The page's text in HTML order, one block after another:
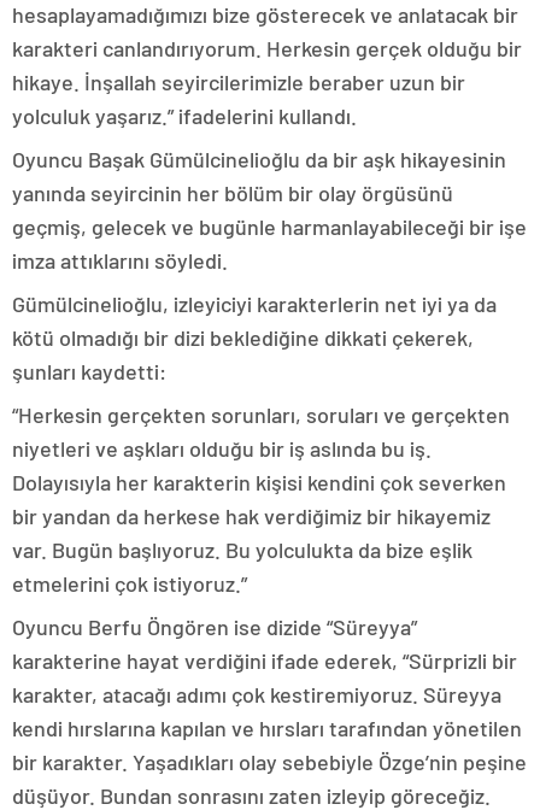
hesaplayamadığımızı bize gösterecek ve anlatacak bir
karakteri canlandırıyorum. Herkesin gerçek olduğu bir
hikaye. İnşallah seyircilerimizle beraber uzun bir
yolculuk yaşarız.” ifadelerini kullandı.
Oyuncu Başak Gümülcinelioğlu da bir aşk hikayesinin
yanında seyircinin her bölüm bir olay örgüsünü
geçmiş, gelecek ve bugünle harmanlayabileceği bir işe
imza attıklarını söyledi.
Gümülcinelioğlu, izleyiciyi karakterlerin net iyi ya da
kötü olmadığı bir dizi beklediğine dikkati çekerek,
şunları kaydetti:
“Herkesin gerçekten sorunları, soruları ve gerçekten
niyetleri ve aşkları olduğu bir iş aslında bu iş.
Dolayısıyla her karakterin kişisi kendini çok severken
bir yandan da herkese hak verdiğimiz bir hikayemiz
var. Bugün başlıyoruz. Bu yolculukta da bize eşlik
etmelerini çok istiyoruz.”
Oyuncu Berfu Öngören ise dizide “Süreyya”
karakterine hayat verdiğini ifade ederek, “Sürprizli bir
karakter, atacağı adımı çok kestiremiyoruz. Süreyya
kendi hırslarına kapılan ve hırsları tarafından yönetilen
bir karakter. Yaşadıkları olay sebebiyle Özge’nin peşine
düşüyor. Bundan sonrasını zaten izleyip göreceğiz.